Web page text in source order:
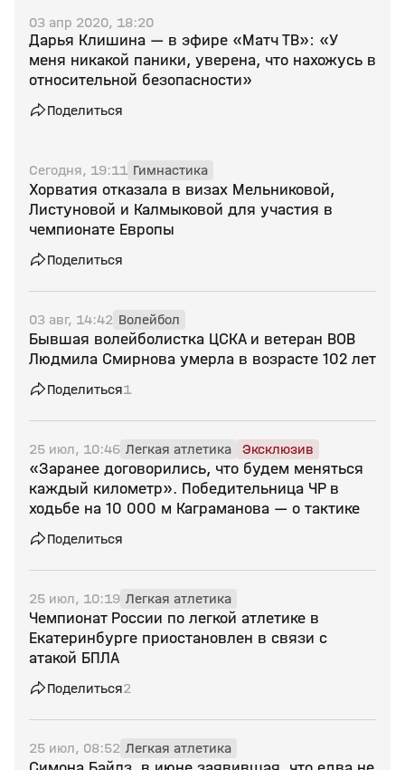
03 апр 2020, 18:20
Дарья Клишина — в эфире «Матч ТВ»: «У
меня никакой паники, уверена, что нахожусь в
относительной безопасности»
Поделиться
Сегодня, 19:11 Гимнастика
Хорватия отказала в визах Мельниковой,
Листуновой и Калмыковой для участия в
чемпионате Европы
Поделиться
03 авг, 14:42 Волейбол
Бывшая волейболистка ЦСКА и ветеран ВОВ
Людмила Смирнова умерла в возрасте 102 лет
Поделиться1
25 июл, 10:46 Легкая атлетика Эксклюзив
«Заранее договорились, что будем меняться
каждый километр». Победительница ЧР в
ходьбе на 10 000 м Каграманова — о тактике
Поделиться
25 июл, 10:19 Легкая атлетика
Чемпионат России по легкой атлетике в
Екатеринбурге приостановлен в связи с
атакой БПЛА
Поделиться2
25 июл, 08:52 Легкая атлетика